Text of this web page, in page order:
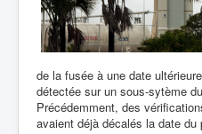
de la fusée à une date
détectée sur un sous-sytème
Précédemment, des
avaient déjà décalés la date